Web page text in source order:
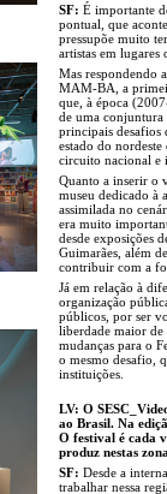
SF: É importante
pontual, que
pressupõe muito
artistas em lugares
Mas respondendo
MAM-BA, a
que, à época
de uma
principais
estado do
circuito nacional e
Quanto a inserir o
museu dedicado à
assimilada no
era muito
desde exposições
Guimarães, além
contribuir com a
Já em relação à
organização
públicos, por ser
liberdade maior de
mudanças para o
o mesmo desafio,
instituições.
LV: O
ao Brasil. Na
O festival é cada
produz nestas
SF: Desde a
trabalhar nessa